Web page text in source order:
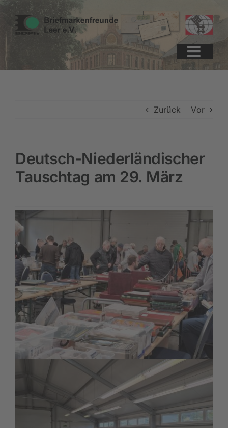
Zum
Inhalt
springen
Zur
Navigation
springen
Zum
Inhalt
springen
Zurück Vor
Deutsch-Niederländischer
Tauschtag am 29. März